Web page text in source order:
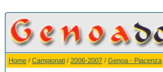
Home / Campionati / 2006-2007 / Genoa - Piacenza